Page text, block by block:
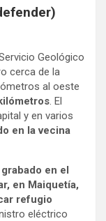
Geológico
cerca de la
al oeste
. El
y en varios
en la vecina
en el
en Maiquetía,
refugio
eléctrico